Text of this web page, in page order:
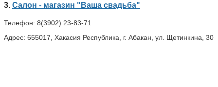
3. Салон - магазин "Ваша свадьба"
Телефон: 8(3902) 23-83-71
Адрес: 655017, Хакасия Республика, г. Абакан, ул. Щетинкина, 30